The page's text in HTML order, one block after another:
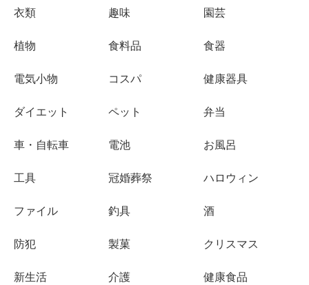
衣類 趣味 園芸
植物 食料品 食器
電気小物 コスパ 健康器具
ダイエット ペット 弁当
車・自転車 電池 お風呂
工具 冠婚葬祭 ハロウィン
ファイル 釣具 酒
防犯 製菓 クリスマス
新生活 介護 健康食品